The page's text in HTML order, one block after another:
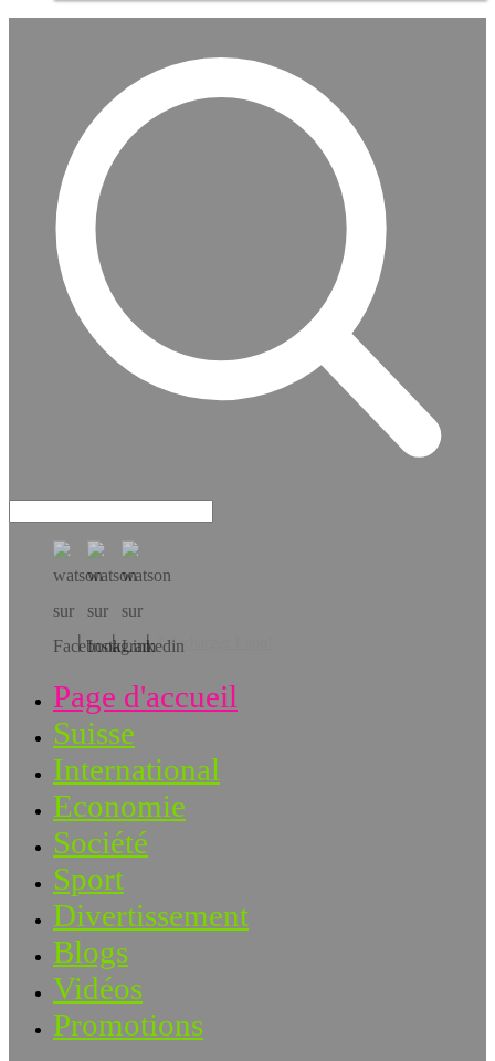
Téléchargez l’app!
Page d'accueil
Suisse
International
Economie
Société
Sport
Divertissement
Blogs
Vidéos
Promotions